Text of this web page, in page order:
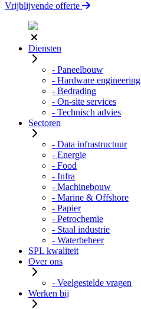
Vrijblijvende offerte
Diensten
- Paneelbouw
- Hardware engineering
- Bedrading
- On-site services
- Technisch advies
Sectoren
- Data infrastructuur
- Energie
- Food
- Infra
- Machinebouw
- Marine & Offshore
- Papier
- Petrochemie
- Staal industrie
- Waterbeheer
SPL kwaliteit
Over ons
- Veelgestelde vragen
Werken bij